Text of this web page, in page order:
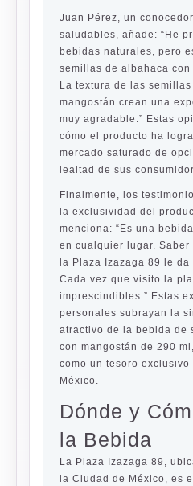
Juan Pérez, un
saludables, añade: “He
bebidas naturales, pero
semillas de albahaca
La textura de las
mangostán crean una
muy agradable.” Estas
cómo el producto ha
mercado saturado de
lealtad de sus
Finalmente, los
la exclusividad del
menciona: “Es una
en cualquier lugar. Saber
la Plaza Izazaga 89 le
Cada vez que visito la
imprescindibles.” Estas
personales subrayan la
atractivo de la bebida de
con mangostán de 290
como un tesoro
México.
Dónde y
la Bebida
La Plaza Izazaga 89,
la Ciudad de México, es